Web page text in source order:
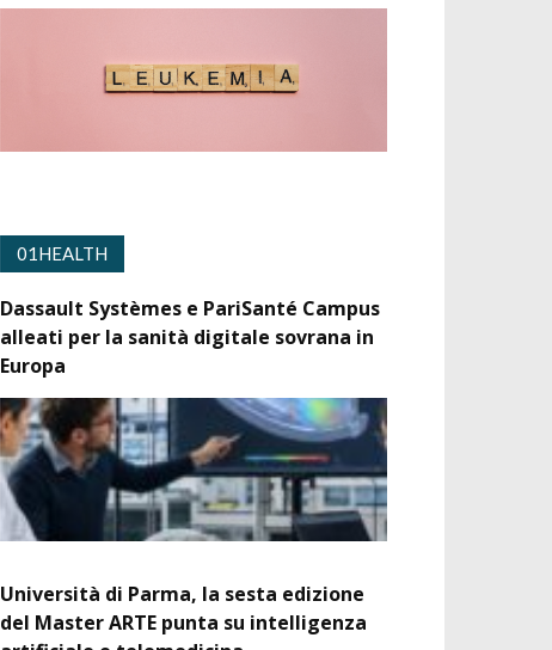
01HEALTH
Dassault Systèmes e PariSanté Campus
alleati per la sanità digitale sovrana in
Europa
Università di Parma, la sesta edizione
del Master ARTE punta su intelligenza